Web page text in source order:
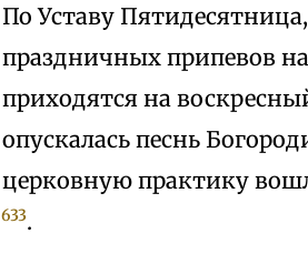
По Уставу
праздничных припевов
приходятся на
опускалась песнь
церковную практику
633.